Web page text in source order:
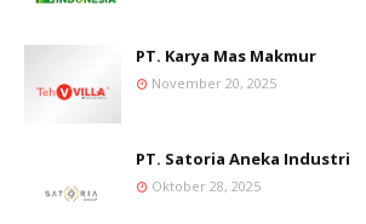
PT. Karya Mas Makmur
November 20, 2025
PT. Satoria Aneka Industri
Oktober 28, 2025